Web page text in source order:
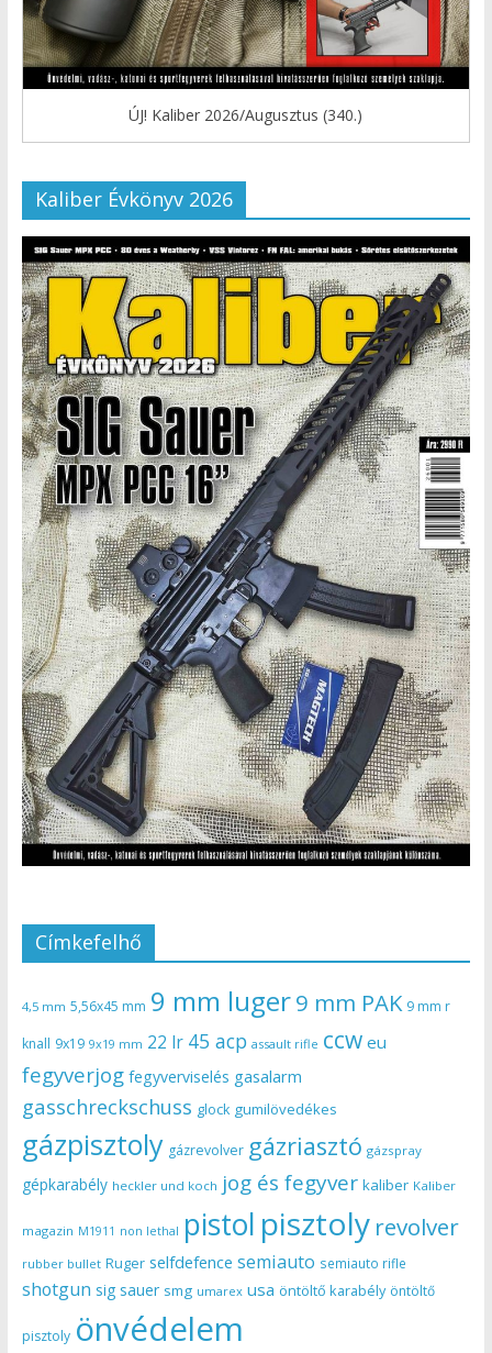
ÚJ! Kaliber 2026/Augusztus (340.)
Kaliber Évkönyv 2026
Címkefelhő
4,5 mm 5,56x45 mm 9 mm luger9 mm PAK 9 mm r
knall 9x19 9x19 mm 22 lr 45 acp assault rifle ccw eu
fegyverjog fegyverviselés gasalarm
gasschreckschuss glock gumilövedékes
gázpisztoly gázrevolver gázriasztó gázspray
gépkarabély heckler und koch jog és fegyver kaliber Kaliber
magazin M1911 non lethal pistol pisztoly revolver
rubber bullet Ruger selfdefence semiauto semiauto rifle
shotgun sig sauer smg umarex usa öntöltő karabély öntöltő
pisztoly önvédelem